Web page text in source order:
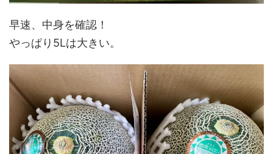
早速、中身を確認！
やっぱり5Lは大きい。